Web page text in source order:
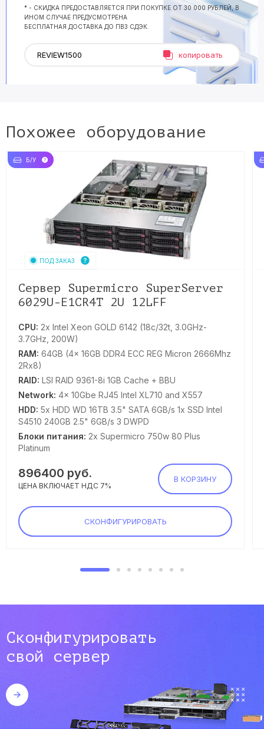
* - СКИДКА ПРЕДОСТАВЛЯЕТСЯ ПРИ ПОКУПКЕ ОТ 30 000 РУБЛЕЙ, В
ИНОМ СЛУЧАЕ ПРЕДУСМОТРЕНА
БЕСПЛАТНАЯ ДОСТАВКА ДО ПВЗ СДЭК.
копировать
Похожее оборудование
Б/У
ПОД ЗАКАЗ
Сервер Supermicro SuperServer
6029U-E1CR4T 2U 12LFF
CPU: 2x Intel Xeon GOLD 6142 (18c/32t, 3.0GHz-
3.7GHz, 200W)
RAM: 64GB (4x 16GB DDR4 ECC REG Micron 2666Mhz
2Rx8)
RAID: LSI RAID 9361-8i 1GB Cache + BBU
Network: 4x 10Gbe RJ45 Intel XL710 and X557
HDD: 5x HDD WD 16TB 3.5" SATA 6GB/s 1x SSD Intel
S4510 240GB 2.5" 6GB/s 3 DWPD
Блоки питания: 2x Supermicro 750w 80 Plus
Platinum
896400 руб.
ЦЕНА ВКЛЮЧАЕТ НДС 7%
В КОРЗИНУ
СКОНФИГУРИРОВАТЬ
Сконфигурировать
свой сервер